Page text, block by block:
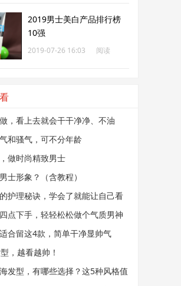
2019男士美白产品排行榜
10强
2019-07-26 16:03
阅读
，看上去就会干干净净、不油
和骚气，可不分年龄
做时尚精致男士
士形象？（含教程）
护理秘诀，学会了就能让自己看
点下手，轻轻松松做个气质男神
合留这4款，简单干净显帅气
，越看越帅！
发型，有哪些选择？这5种风格值